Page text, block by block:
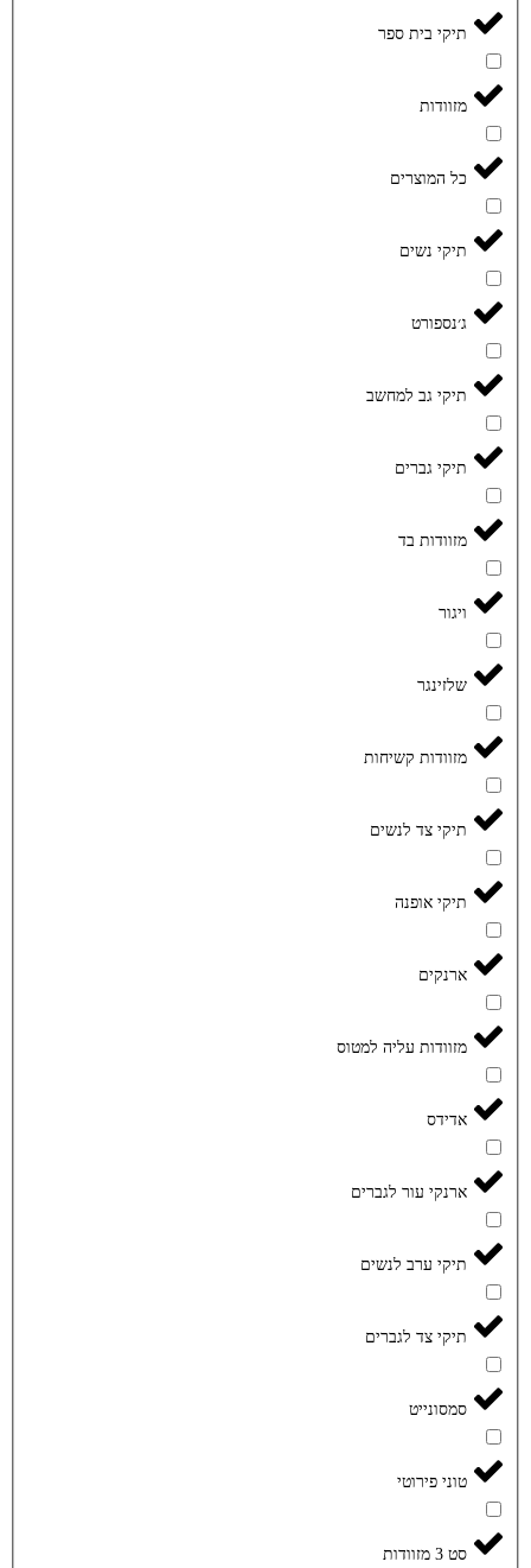
תיקי בית ספר
מזוודות
כל המוצרים
תיקי נשים
ג׳נספורט
תיקי גב למחשב
תיקי גברים
מזוודות בד
ויגור
שלזינגר
מזוודות קשיחות
תיקי צד לנשים
תיקי אופנה
ארנקים
מזוודות עליה למטוס
אדידס
ארנקי עור לגברים
תיקי ערב לנשים
תיקי צד לגברים
סמסונייט
טוני פירוטי
סט 3 מזוודות